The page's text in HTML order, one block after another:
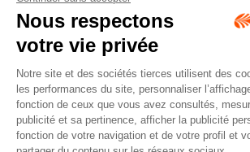
Tous droits réservés © Autobacs